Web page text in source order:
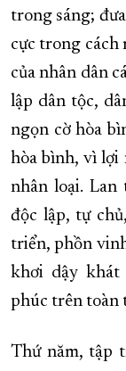
trong sáng;
cực trong cách
của nhân dân
lập dân tộc,
ngọn cờ hòa
hòa bình, vì lợi
nhân loại. Lan
độc lập, tự
triển, phồn
khơi dậy khát
phúc trên toàn
Thứ năm, tập